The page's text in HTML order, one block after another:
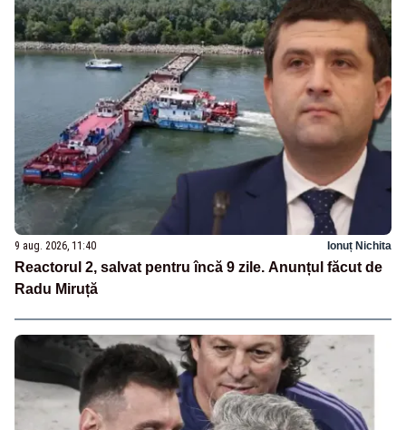
9 aug. 2026, 11:40 Ionuț Nichita
Reactorul 2, salvat pentru încă 9 zile. Anunțul făcut de
Radu Miruță